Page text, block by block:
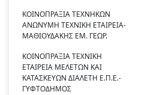
ΚΟΙΝΟΠΡΑΞΙΑ ΤΕΧΝΗΚΩΝ
ΑΝΩΝΥΜΗ ΤΕΧΝΙΚΗ ΕΤΑΙΡΕΙΑ-
ΜΑΘΙΟΥΔΑΚΗΣ ΕΜ. ΓΕΩΡ.
ΚΟΙΝΟΠΡΑΞΙΑ ΤΕΧΝΙΚΗ
ΕΤΑΙΡΕΙΑ ΜΕΛΕΤΩΝ ΚΑΙ
ΚΑΤΑΣΚΕΥΩΝ ΔΙΑΛΕΤΗ Ε.Π.Ε.-
ΓΥΦΤΟΔΗΜΟΣ